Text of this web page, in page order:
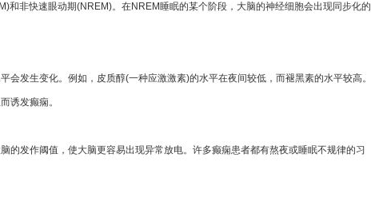
非快速眼动期(NREM)。在NREM睡眠的某个阶段，大脑的神经细胞会出现同步化的
发生变化。例如，皮质醇(一种应激激素)的水平在夜间较低，而褪黑素的水平较高。
诱发癫痫。
发作阈值，使大脑更容易出现异常放电。许多癫痫患者都有熬夜或睡眠不规律的习